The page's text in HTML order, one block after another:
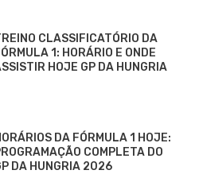
CLASSIFICATÓRIO DA
1: HORÁRIO E ONDE
HOJE GP DA HUNGRIA
DA FÓRMULA 1 HOJE:
COMPLETA DO
DA HUNGRIA 2026